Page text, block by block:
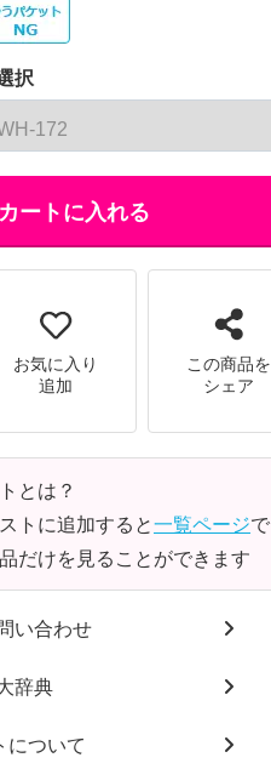
択
ートに入れる
お気に入り
追加
この商品を
シェア
とは？
トに追加すると一覧ページで
だけを見ることができます
い合わせ
辞典
について